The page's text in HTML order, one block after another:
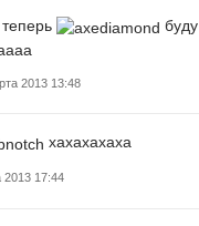
буду
2013 13:48
xaxaxaxaxa
2013 17:44